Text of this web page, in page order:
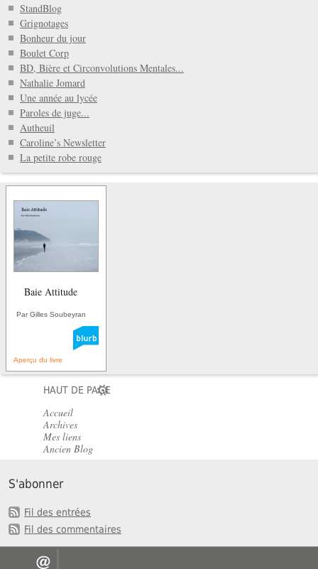
StandBlog
Grignotages
Bonheur du jour
Boulet Corp
BD, Bière et Circonvolutions Mentales...
Nathalie Jomard
Une année au lycée
Paroles de juge...
Autheuil
Caroline’s Newsletter
La petite robe rouge
Baie Attitude
Par Gilles Soubeyran
Aperçu du livre
HAUT DE PAGE
Accueil
Archives
Mes liens
Ancien Blog
S'abonner
Fil des entrées
Fil des commentaires